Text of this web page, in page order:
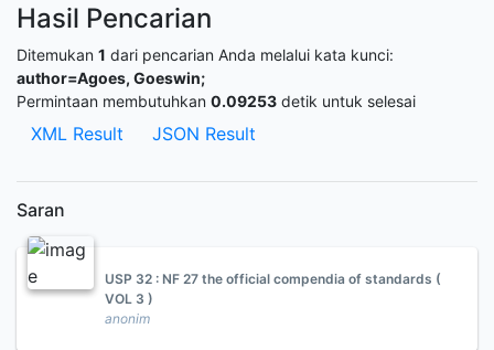
Hasil Pencarian
Ditemukan 1 dari pencarian Anda melalui kata kunci:
author=Agoes, Goeswin;
Permintaan membutuhkan 0.09253 detik untuk selesai
XML Result JSON Result
Saran
USP 32 : NF 27 the official compendia of standards (
VOL 3 )
anonim